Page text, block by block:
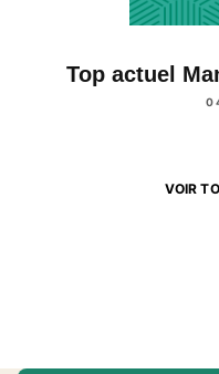
Top actuel
VOIR